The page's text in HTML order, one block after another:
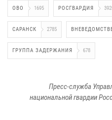
ОВО 1695 РОСГВАРДИЯ
САРАНСК 2785
ГРУППА ЗАДЕРЖАНИЯ 678
Пресс-служба
национальной гвардии